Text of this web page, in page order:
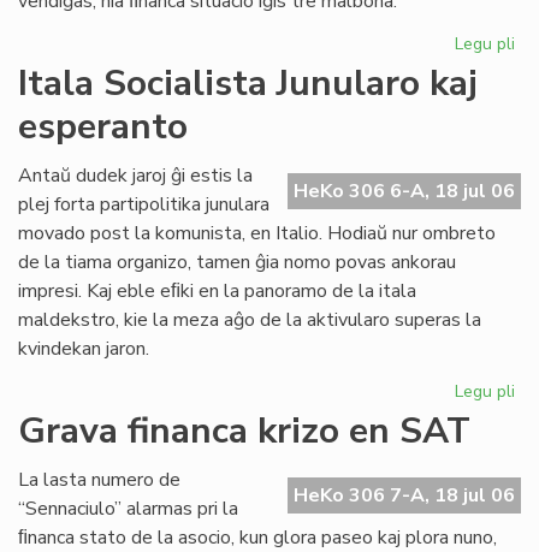
Legu pli
Itala Socialista Junularo kaj
esperanto
HeKo 306 6-A, 18 jul 06
Antaŭ dudek jaroj ĝi estis la
plej forta partipolitika junulara
movado post la komunista, en Italio. Hodiaŭ nur ombreto
de la tiama organizo, tamen ĝia nomo povas ankorau
impresi. Kaj eble eﬁki en la panoramo de la itala
maldekstro, kie la meza aĝo de la aktivularo superas la
kvindekan jaron.
Legu pli
Grava financa krizo en SAT
HeKo 306 7-A, 18 jul 06
La lasta numero de
“Sennaciulo” alarmas pri la
ﬁnanca stato de la asocio, kun glora paseo kaj plora nuno,